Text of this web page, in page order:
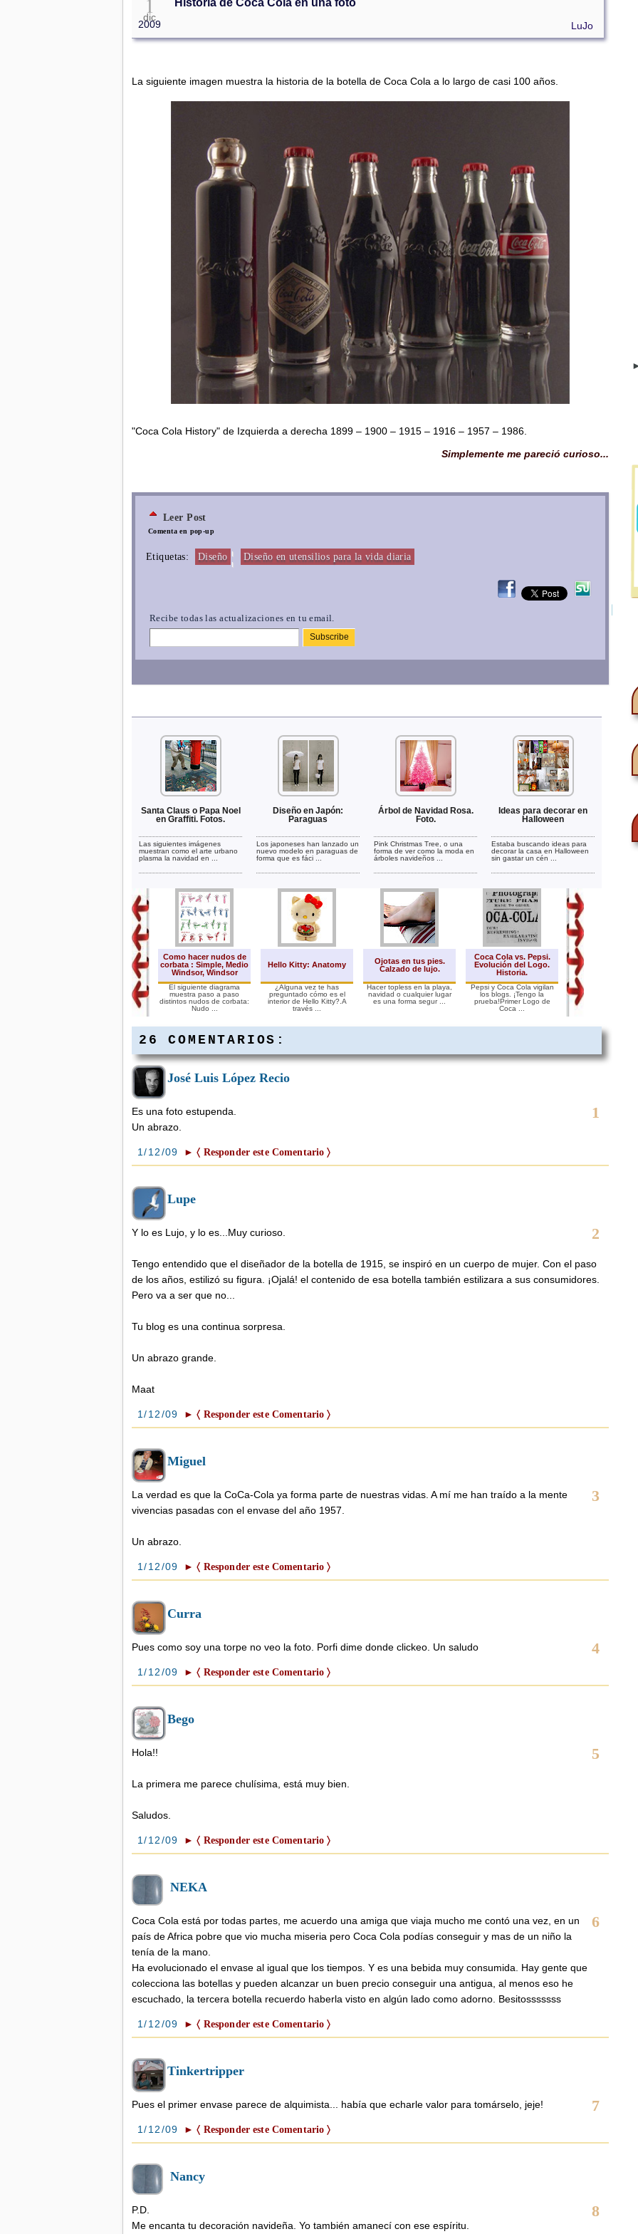
dic
2009
Historia de Coca Cola en una foto
LuJo
La siguiente imagen muestra la historia de la botella de Coca Cola a lo largo de casi 100 años.
"Coca Cola History" de Izquierda a derecha 1899 – 1900 – 1915 – 1916 – 1957 – 1986.
Simplemente me pareció curioso...
Leer Post
Comenta en pop-up
Etiquetas: Diseño ¦ Diseño en utensilios para la vida diaria
Recibe todas las actualizaciones en tu email.
Santa Claus o Papa Noel
en Graffiti. Fotos.
Las siguientes imágenes
muestran como el arte urbano
plasma la navidad en ...
Diseño en Japón:
Paraguas
Los japoneses han lanzado un
nuevo modelo en paraguas de
forma que es fáci ...
Árbol de Navidad Rosa.
Foto.
Pink Christmas Tree, o una
forma de ver como la moda en
árboles navideños ...
Ideas para decorar en
Halloween
Estaba buscando ideas para
decorar la casa en Halloween
sin gastar un cén ...
Como hacer nudos de
corbata : Simple, Medio
Windsor, Windsor
El siguiente diagrama
muestra paso a paso
distintos nudos de corbata:
Nudo ...
Hello Kitty: Anatomy
¿Alguna vez te has
preguntado cómo es el
interior de Hello Kitty?.A
través ...
Ojotas en tus pies.
Calzado de lujo.
Hacer topless en la playa,
navidad o cualquier lugar
es una forma segur ...
Coca Cola vs. Pepsi.
Evolución del Logo.
Historia.
Pepsi y Coca Cola vigilan
los blogs. ¡Tengo la
prueba!Primer Logo de
Coca ...
Dibujos para
He hecho una
de dibujos para
se hacen en como
26 COMENTARIOS:
José Luis López Recio
1
Es una foto estupenda.
Un abrazo.
1/12/09 ► 〈 Responder este Comentario 〉
Lupe
2
Y lo es Lujo, y lo es...Muy curioso.
Tengo entendido que el diseñador de la botella de 1915, se inspiró en un cuerpo de mujer. Con el paso
de los años, estilizó su figura. ¡Ojalá! el contenido de esa botella también estilizara a sus consumidores.
Pero va a ser que no...
Tu blog es una continua sorpresa.
Un abrazo grande.
Maat
1/12/09 ► 〈 Responder este Comentario 〉
Miguel
3
La verdad es que la CoCa-Cola ya forma parte de nuestras vidas. A mí me han traído a la mente
vivencias pasadas con el envase del año 1957.
Un abrazo.
1/12/09 ► 〈 Responder este Comentario 〉
Curra
4
Pues como soy una torpe no veo la foto. Porfi dime donde clickeo. Un saludo
1/12/09 ► 〈 Responder este Comentario 〉
Bego
5
Hola!!
La primera me parece chulísima, está muy bien.
Saludos.
1/12/09 ► 〈 Responder este Comentario 〉
NEKA
6
Coca Cola está por todas partes, me acuerdo una amiga que viaja mucho me contó una vez, en un
país de Africa pobre que vio mucha miseria pero Coca Cola podías conseguir y mas de un niño la
tenía de la mano.
Ha evolucionado el envase al igual que los tiempos. Y es una bebida muy consumida. Hay gente que
colecciona las botellas y pueden alcanzar un buen precio conseguir una antigua, al menos eso he
escuchado, la tercera botella recuerdo haberla visto en algún lado como adorno. Besitosssssss
1/12/09 ► 〈 Responder este Comentario 〉
Tinkertripper
7
Pues el primer envase parece de alquimista... había que echarle valor para tomárselo, jeje!
1/12/09 ► 〈 Responder este Comentario 〉
Nancy
8
P.D.
Me encanta tu decoración navideña. Yo también amanecí con ese espíritu.